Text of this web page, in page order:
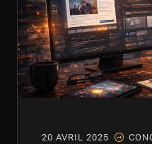
20 AVRIL 2025